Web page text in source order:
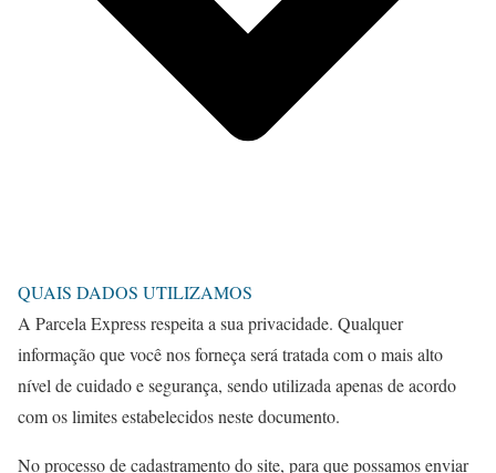
QUAIS DADOS UTILIZAMOS
A Parcela Express respeita a sua privacidade. Qualquer
informação que você nos forneça será tratada com o mais alto
nível de cuidado e segurança, sendo utilizada apenas de acordo
com os limites estabelecidos neste documento.
No processo de cadastramento do site, para que possamos enviar